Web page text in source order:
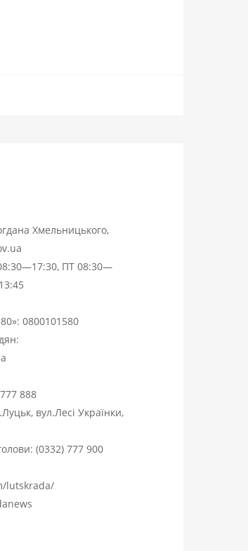
Хмельницького,
ПТ 08:30—
0800101580
888
вул.Лесі Українки,
(0332) 777 900
lutskrada/